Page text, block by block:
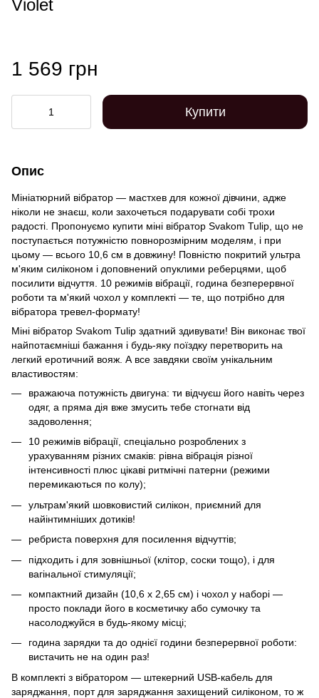
Violet
1 569 грн
Купити
Опис
Мініатюрний вібратор — мастхев для кожної дівчини, адже
ніколи не знаєш, коли захочеться подарувати собі трохи
радості. Пропонуємо купити міні вібратор Svakom Tulip, що не
поступається потужністю повнорозмірним моделям, і при
цьому — всього 10,6 см в довжину! Повністю покритий ультра
м'яким силіконом і доповнений опуклими реберцями, щоб
посилити відчуття. 10 режимів вібрації, година безперервної
роботи та м'який чохол у комплекті — те, що потрібно для
вібратора тревел-формату!
Міні вібратор Svakom Tulip здатний здивувати! Він виконає твої
найпотаємніші бажання і будь-яку поїздку перетворить на
легкий еротичний вояж. А все завдяки своїм унікальним
властивостям:
вражаюча потужність двигуна: ти відчуєш його навіть через
одяг, а пряма дія вже змусить тебе стогнати від
задоволення;
10 режимів вібрації, спеціально розроблених з
урахуванням різних смаків: рівна вібрація різної
інтенсивності плюс цікаві ритмічні патерни (режими
перемикаються по колу);
ультрам'який шовковистий силікон, приємний для
найінтимніших дотиків!
ребриста поверхня для посилення відчуттів;
підходить і для зовнішньої (клітор, соски тощо), і для
вагінальної стимуляції;
компактний дизайн (10,6 х 2,65 см) і чохол у наборі —
просто поклади його в косметичку або сумочку та
насолоджуйся в будь-якому місці;
година зарядки та до однієї години безперервної роботи:
вистачить не на один раз!
В комплекті з вібратором — штекерний USB-кабель для
заряджання, порт для заряджання захищений силіконом, то ж